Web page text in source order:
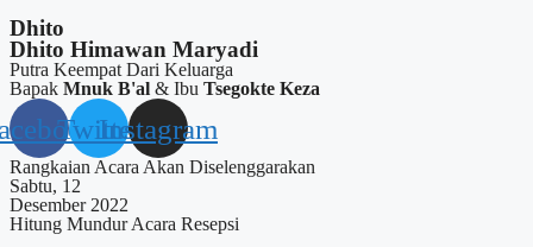
Dhito
Dhito Himawan Maryadi
Putra Keempat Dari Keluarga
Bapak Mnuk B'al & Ibu Tsegokte Keza
TwitterInstagram
Rangkaian Acara Akan Diselenggarakan
Sabtu, 12
Desember 2022
Hitung Mundur Acara Resepsi